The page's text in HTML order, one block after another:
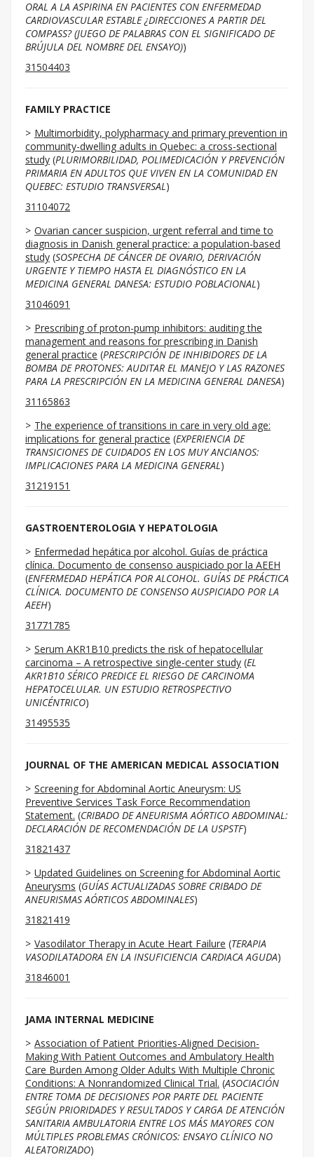
ORAL A LA ASPIRINA EN PACIENTES CON ENFERMEDAD
CARDIOVASCULAR ESTABLE ¿DIRECCIONES A PARTIR DEL
COMPASS? (JUEGO DE PALABRAS CON EL SIGNIFICADO DE
BRÚJULA DEL NOMBRE DEL ENSAYO))
31504403
FAMILY PRACTICE
Multimorbidity, polypharmacy and primary prevention in
community-dwelling adults in Quebec: a cross-sectional
study (PLURIMORBILIDAD, POLIMEDICACIÓN Y PREVENCIÓN
PRIMARIA EN ADULTOS QUE VIVEN EN LA COMUNIDAD EN
QUEBEC: ESTUDIO TRANSVERSAL)
31104072
Ovarian cancer suspicion, urgent referral and time to
diagnosis in Danish general practice: a population-based
study (SOSPECHA DE CÁNCER DE OVARIO, DERIVACIÓN
URGENTE Y TIEMPO HASTA EL DIAGNÓSTICO EN LA
MEDICINA GENERAL DANESA: ESTUDIO POBLACIONAL)
31046091
Prescribing of proton-pump inhibitors: auditing the
management and reasons for prescribing in Danish
general practice (PRESCRIPCIÓN DE INHIBIDORES DE LA
BOMBA DE PROTONES: AUDITAR EL MANEJO Y LAS RAZONES
PARA LA PRESCRIPCIÓN EN LA MEDICINA GENERAL DANESA)
31165863
The experience of transitions in care in very old age:
implications for general practice (EXPERIENCIA DE
TRANSICIONES DE CUIDADOS EN LOS MUY ANCIANOS:
IMPLICACIONES PARA LA MEDICINA GENERAL)
31219151
GASTROENTEROLOGIA Y HEPATOLOGIA
Enfermedad hepática por alcohol. Guías de práctica
clínica. Documento de consenso auspiciado por la AEEH
(ENFERMEDAD HEPÁTICA POR ALCOHOL. GUÍAS DE PRÁCTICA
CLÍNICA. DOCUMENTO DE CONSENSO AUSPICIADO POR LA
AEEH)
31771785
Serum AKR1B10 predicts the risk of hepatocellular
carcinoma – A retrospective single-center study (EL
AKR1B10 SÉRICO PREDICE EL RIESGO DE CARCINOMA
HEPATOCELULAR. UN ESTUDIO RETROSPECTIVO
UNICÉNTRICO)
31495535
JOURNAL OF THE AMERICAN MEDICAL ASSOCIATION
Screening for Abdominal Aortic Aneurysm: US
Preventive Services Task Force Recommendation
Statement. (CRIBADO DE ANEURISMA AÓRTICO ABDOMINAL:
DECLARACIÓN DE RECOMENDACIÓN DE LA USPSTF)
31821437
Updated Guidelines on Screening for Abdominal Aortic
Aneurysms (GUÍAS ACTUALIZADAS SOBRE CRIBADO DE
ANEURISMAS AÓRTICOS ABDOMINALES)
31821419
Vasodilator Therapy in Acute Heart Failure (TERAPIA
VASODILATADORA EN LA INSUFICIENCIA CARDIACA AGUDA)
31846001
JAMA INTERNAL MEDICINE
Association of Patient Priorities-Aligned Decision-
Making With Patient Outcomes and Ambulatory Health
Care Burden Among Older Adults With Multiple Chronic
Conditions: A Nonrandomized Clinical Trial. (ASOCIACIÓN
ENTRE TOMA DE DECISIONES POR PARTE DEL PACIENTE
SEGÚN PRIORIDADES Y RESULTADOS Y CARGA DE ATENCIÓN
SANITARIA AMBULATORIA ENTRE LOS MÁS MAYORES CON
MÚLTIPLES PROBLEMAS CRÓNICOS: ENSAYO CLÍNICO NO
ALEATORIZADO)